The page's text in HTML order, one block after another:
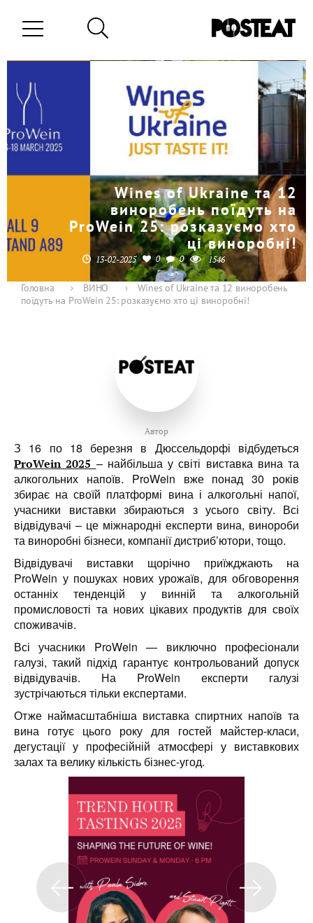
Wines of Ukraine та 12
виноробень поїдуть на
ProWein 25: розказуємо хто
ці виноробні!
13-02-2025 0 0 1546
Головна › ВИНО ›
Wines of Ukraine та 12 виноробень
поїдуть на ProWein 25: розказуємо хто ці виноробні!
Автор
З 16 по 18 березня в Дюссельдорфі відбудеться
ProWein 2025 – найбільша у світі виставка вина та
алкогольних напоїв. ProWein вже понад 30 років
збирає на своїй платформі вина і алкогольні напої,
учасники виставки збираються з усього світу. Всі
відвідувачі – це міжнародні експерти вина, винороби
та виноробні бізнеси, компанії дистриб’ютори, тощо.
Відвідувачі виставки щорічно приїжджають на
ProWein у пошуках нових урожаїв, для обговорення
останніх тенденцій у винній та алкогольній
промисловості та нових цікавих продуктів для своїх
споживачів.
Всі учасники ProWein — виключно професіонали
галузі, такий підхід гарантує контрольований допуск
відвідувачів. На ProWein експерти галузі
зустрічаються тільки експертами.
Отже наймасштабніша виставка спиртних напоїв та
вина готує цього року для гостей майстер-класи,
дегустації у професійній атмосфері у виставкових
залах та велику кількість бізнес-угод.